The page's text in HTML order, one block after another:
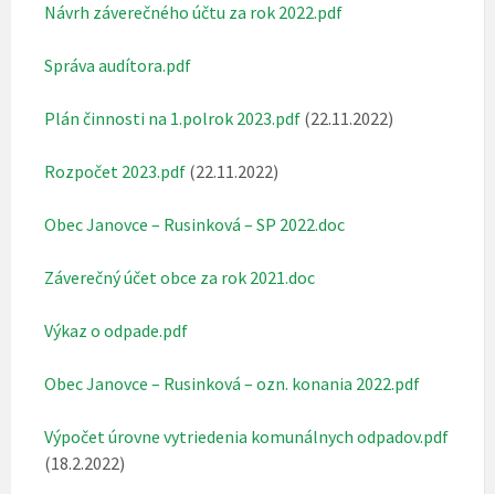
Návrh záverečného účtu za rok 2022.pdf
Správa audítora.pdf
Plán činnosti na 1.polrok 2023.pdf (22.11.2022)
Rozpočet 2023.pdf (22.11.2022)
Obec Janovce – Rusinková – SP 2022.doc
Záverečný účet obce za rok 2021.doc
Výkaz o odpade.pdf
Obec Janovce – Rusinková – ozn. konania 2022.pdf
Výpočet úrovne vytriedenia komunálnych odpadov.pdf
(18.2.2022)